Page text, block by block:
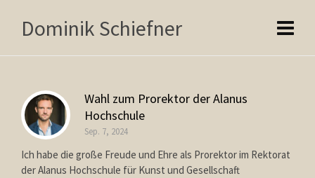
Dominik Schiefner
Wahl zum Prorektor der Alanus
Hochschule
Sep. 7, 2024
Ich habe die große Freude und Ehre als Prorektor im Rektorat
der Alanus Hochschule für Kunst und Gesellschaft